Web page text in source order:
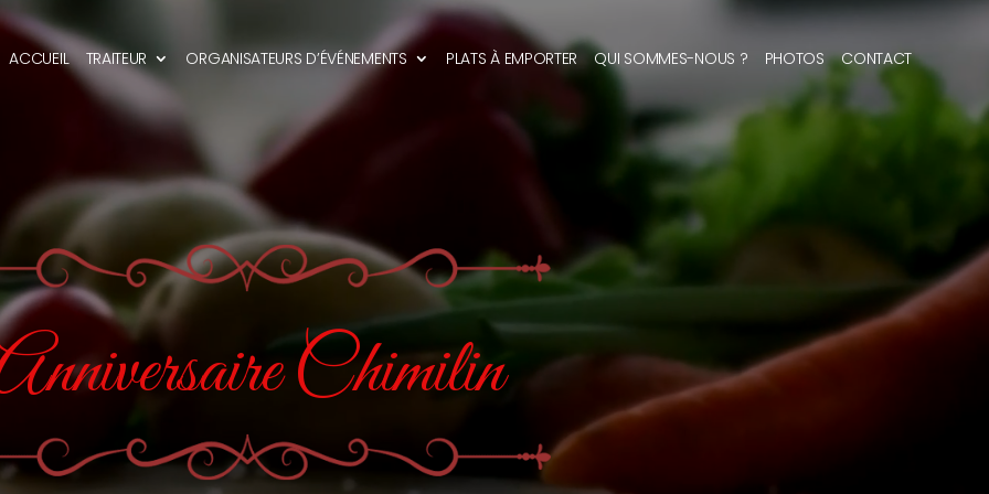
ACCUEIL TRAITEUR ORGANISATEURS D’ÉVÉNEMENTS PLATS À EMPORTER QUI SOMMES-NOUS ? PHOTOS CONTACT
Chimilin